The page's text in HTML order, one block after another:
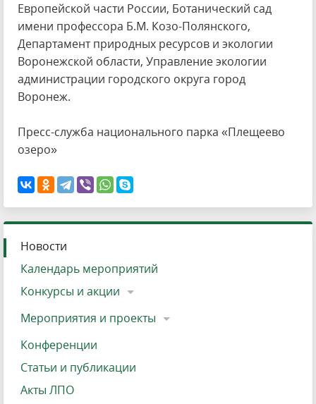
Европейской части России, Ботанический сад
имени профессора Б.М. Козо-Полянского,
Департамент природных ресурсов и экологии
Воронежской области, Управление экологии
администрации городского округа город
Воронеж.
Пресс-служба национального парка «Плещеево
озеро»
Новости
Календарь мероприятий
Конкурсы и акции
Мероприятия и проекты
Конференции
Статьи и публикации
Акты ЛПО